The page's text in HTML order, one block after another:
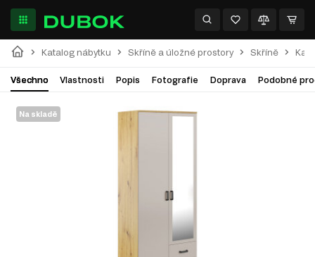
Katalog nábytku Skříně a úložné prostory Skříně
Všechno Vlastnosti Popis Fotografie Doprava Podobné
Na skladě